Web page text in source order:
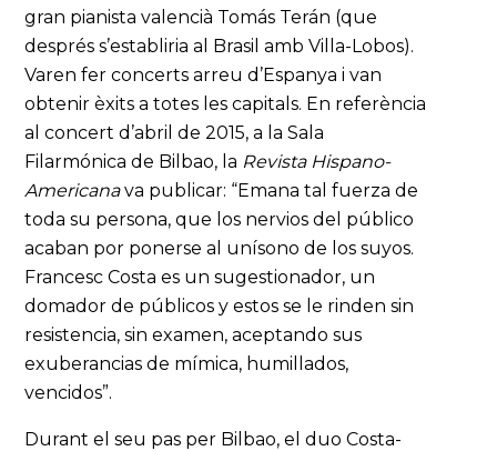
gran pianista valencià Tomás Terán (que
després s’establiria al Brasil amb Villa-Lobos).
Varen fer concerts arreu d’Espanya i van
obtenir èxits a totes les capitals. En referència
al concert d’abril de 2015, a la Sala
Filarmónica de Bilbao, la Revista Hispano-
Americanava publicar: “Emana tal fuerza de
toda su persona, que los nervios del público
acaban por ponerse al unísono de los suyos.
Francesc Costa es un sugestionador, un
domador de públicos y estos se le rinden sin
resistencia, sin examen, aceptando sus
exuberancias de mímica, humillados,
vencidos”.
Durant el seu pas per Bilbao, el duo Costa-